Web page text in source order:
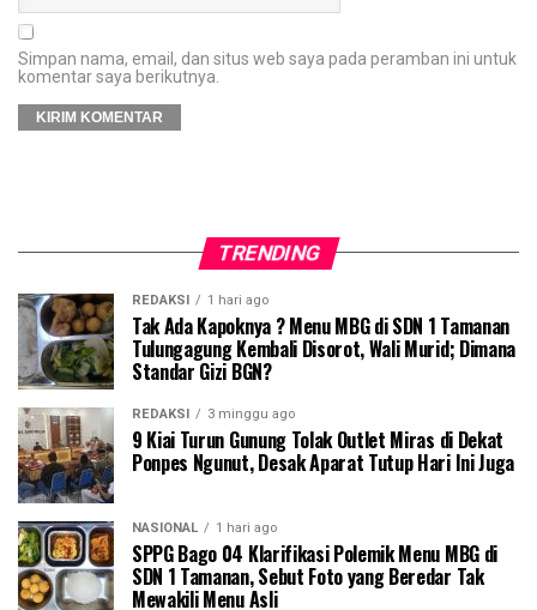
Simpan nama, email, dan situs web saya pada peramban ini untuk
komentar saya berikutnya.
TRENDING
REDAKSI 1 hari ago
Tak Ada Kapoknya ? Menu MBG di SDN 1 Tamanan
Tulungagung Kembali Disorot, Wali Murid; Dimana
Standar Gizi BGN?
REDAKSI 3 minggu ago
9 Kiai Turun Gunung Tolak Outlet Miras di Dekat
Ponpes Ngunut, Desak Aparat Tutup Hari Ini Juga
NASIONAL 1 hari ago
SPPG Bago 04 Klarifikasi Polemik Menu MBG di
SDN 1 Tamanan, Sebut Foto yang Beredar Tak
Mewakili Menu Asli